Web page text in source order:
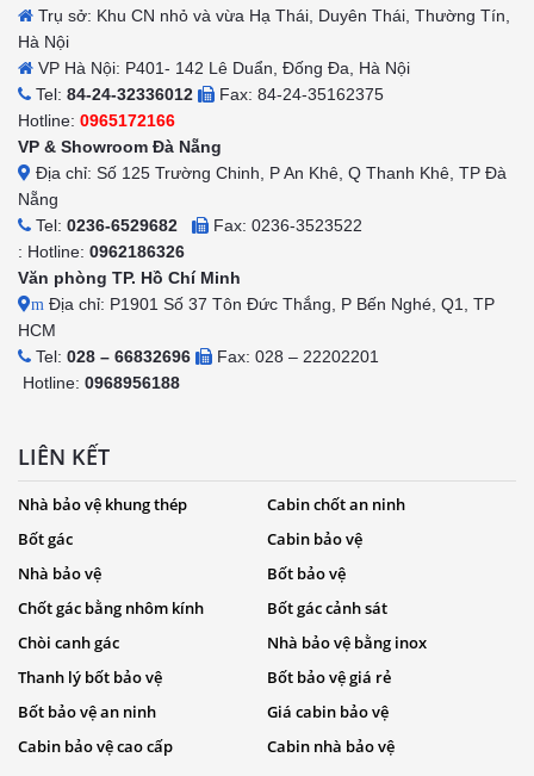
Trụ sở: Khu CN nhỏ và vừa Hạ Thái, Duyên Thái, Thường Tín,
Hà Nội
VP Hà Nội: P401- 142 Lê Duẩn, Đống Đa, Hà Nội
Tel: 84-24-32336012
Fax: 84-24-35162375
Hotline: 0965172166
VP & Showroom Đà Nẵng
Địa chỉ: Số 125 Trường Chinh, P An Khê, Q Thanh Khê, TP Đà
Nẵng
Tel: 0236-6529682
Fax: 0236-3523522
: Hotline: 0962186326
Văn phòng TP. Hồ Chí Minh
m Địa chỉ: P1901 Số 37 Tôn Đức Thắng, P Bến Nghé, Q1, TP
HCM
Tel: 028 – 66832696
Fax: 028 – 22202201
Hotline: 0968956188
LIÊN KẾT
Nhà bảo vệ khung thép
Cabin chốt an ninh
Bốt gác
Cabin bảo vệ
Nhà bảo vệ
Bốt bảo vệ
Chốt gác bằng nhôm kính
Bốt gác cảnh sát
Chòi canh gác
Nhà bảo vệ bằng inox
Thanh lý bốt bảo vệ
Bốt bảo vệ giá rẻ
Bốt bảo vệ an ninh
Giá cabin bảo vệ
Cabin bảo vệ cao cấp
Cabin nhà bảo vệ